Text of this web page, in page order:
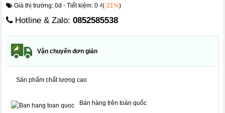
Giá thị trường: 0đ - Tiết kiệm: 0 ₫(-21%)
Hotline & Zalo:0852585538
Vận chuyển đơn giản
Sản phẩm chất lượng cao
Bán hàng trên toàn quốc